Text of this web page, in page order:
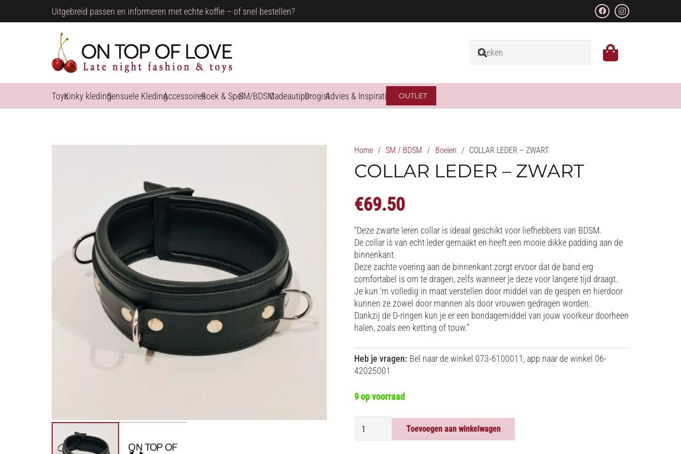
Uitgebreid passen en informeren met echte koffie – of snel bestellen?
ToysKinky kledingSensuele KledingAccessoiresBoek & SpelSM/BDSMCadeautipsDrogistAdvies & Inspiratie OUTLET
Home / SM / BDSM / Boeien / COLLAR LEDER – ZWART
COLLAR LEDER – ZWART
€69.50
“Deze zwarte leren collar is ideaal geschikt voor liefhebbers van BDSM.
De collar is van echt leder gemaakt en heeft een mooie dikke padding aan de
binnenkant.
Deze zachte voering aan de binnenkant zorgt ervoor dat de band erg
comfortabel is om te dragen, zelfs wanneer je deze voor langere tijd draagt.
Je kun ‘m volledig in maat verstellen door middel van de gespen en hierdoor
kunnen ze zowel door mannen als door vrouwen gedragen worden.
Dankzij de D-ringen kun je er een bondagemiddel van jouw voorkeur doorheen
halen, zoals een ketting of touw.”
Heb je vragen: Bel naar de winkel 073-6100011, app naar de winkel 06-
42025001
9 op voorraad
LEDER
Toevoegen aan winkelwagen